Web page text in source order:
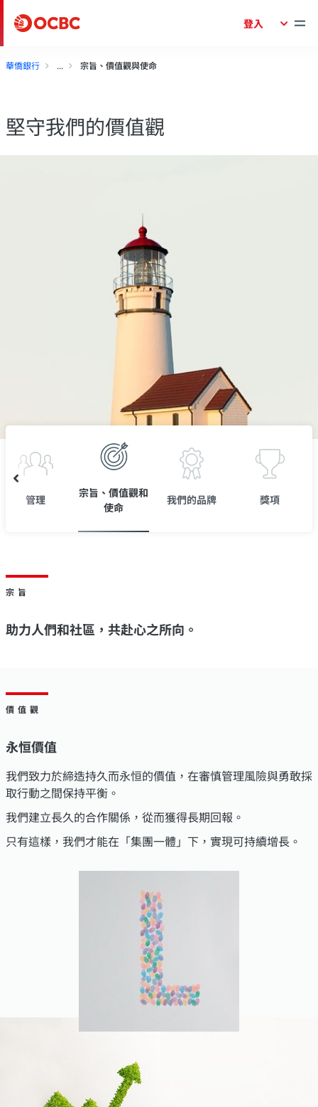
登入
華僑銀行 宗旨、價值觀與使命
堅守我們的價值觀
管理
宗旨、價值觀和
使命
我們的品牌 獎項
宗旨
助力人們和社區，共赴心之所向。
價值觀
永恒價值
我們致力於締造持久而永恒的價值，在審慎管理風險與勇敢採
取行動之間保持平衡。
我們建立長久的合作關係，從而獲得長期回報。
只有這樣，我們才能在「集團一體」下，實現可持續增長。